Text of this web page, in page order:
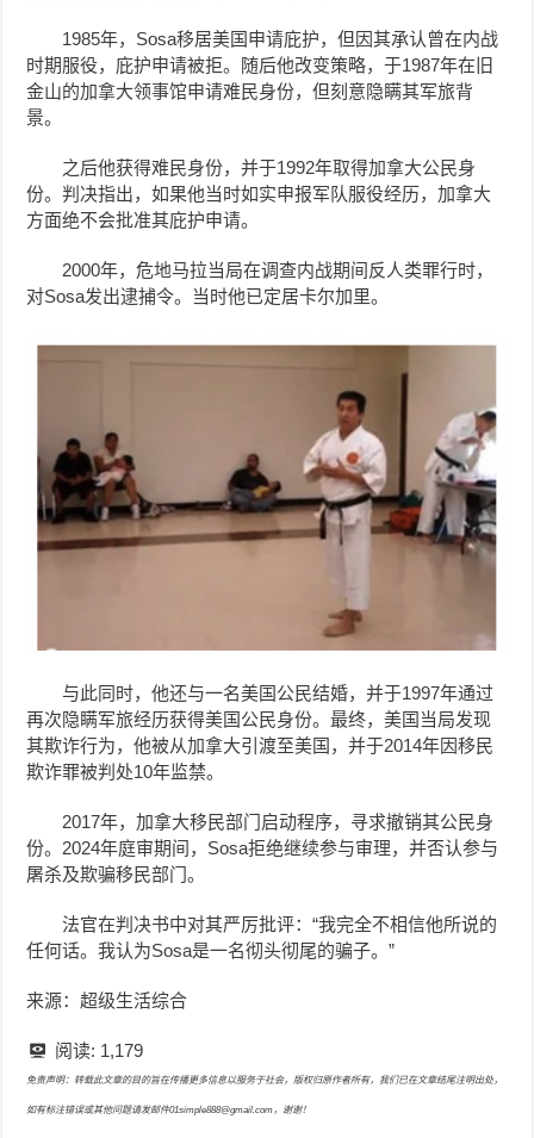
1985年，Sosa移居美国申请庇护，但因其承认曾在内战
时期服役，庇护申请被拒。随后他改变策略，于1987年在旧
金山的加拿大领事馆申请难民身份，但刻意隐瞒其军旅背
景。
之后他获得难民身份，并于1992年取得加拿大公民身
份。判决指出，如果他当时如实申报军队服役经历，加拿大
方面绝不会批准其庇护申请。
2000年，危地马拉当局在调查内战期间反人类罪行时，
对Sosa发出逮捕令。当时他已定居卡尔加里。
与此同时，他还与一名美国公民结婚，并于1997年通过
再次隐瞒军旅经历获得美国公民身份。最终，美国当局发现
其欺诈行为，他被从加拿大引渡至美国，并于2014年因移民
欺诈罪被判处10年监禁。
2017年，加拿大移民部门启动程序，寻求撤销其公民身
份。2024年庭审期间，Sosa拒绝继续参与审理，并否认参与
屠杀及欺骗移民部门。
法官在判决书中对其严厉批评：“我完全不相信他所说的
任何话。我认为Sosa是一名彻头彻尾的骗子。”
来源：超级生活综合
阅读: 1,179
免责声明：转载此文章的目的旨在传播更多信息以服务于社会，版权归原作者所有，我们已在文章结尾注明出处，
如有标注错误或其他问题请发邮件01simple888@gmail.com，谢谢！